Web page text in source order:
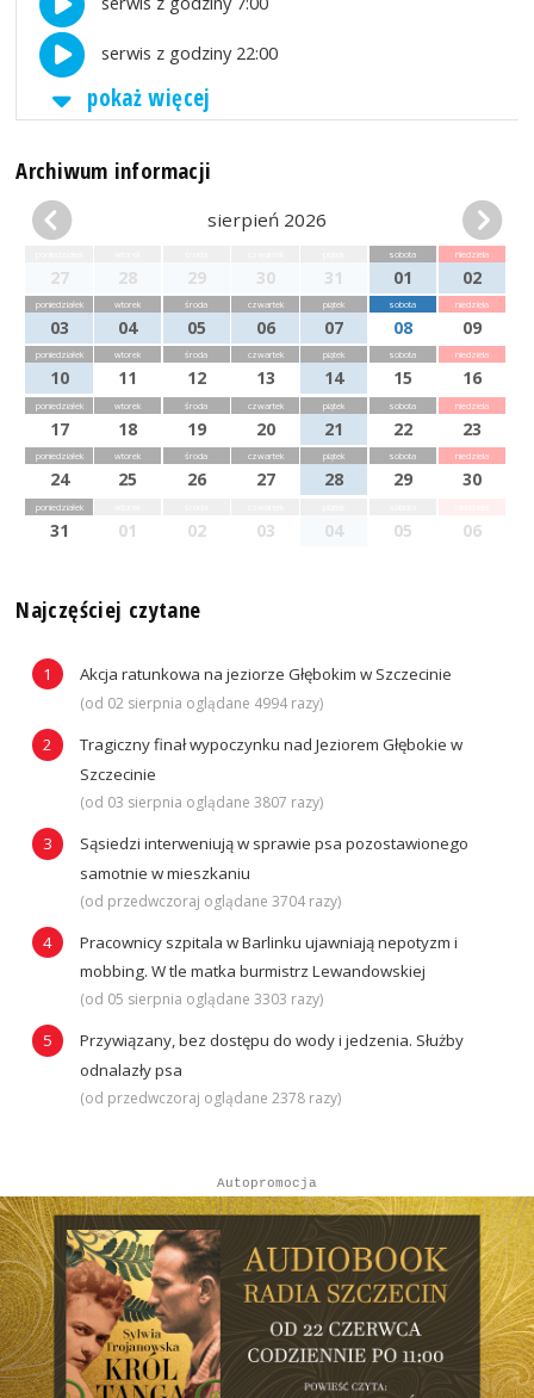
serwis z godziny 22:00
pokaż więcej
Archiwum informacji
sierpień 2026
27 28 29 30 31
sobota
01
niedziela
02
poniedziałek
03
wtorek
04
środa
05
czwartek
06
piątek
07
sobota
08
niedziela
09
poniedziałek
10
wtorek
11
środa
12
czwartek
13
piątek
14
sobota
15
niedziela
16
poniedziałek
17
wtorek
18
środa
19
czwartek
20
piątek
21
sobota
22
niedziela
23
poniedziałek
24
wtorek
25
środa
26
czwartek
27
piątek
28
sobota
29
niedziela
30
poniedziałek
31 01 02 03 04 05 06
Najczęściej czytane
Akcja ratunkowa na jeziorze Głębokim w Szczecinie
(od 02 sierpnia oglądane 4994 razy)
Tragiczny finał wypoczynku nad Jeziorem Głębokie w
Szczecinie
(od 03 sierpnia oglądane 3807 razy)
Sąsiedzi interweniują w sprawie psa pozostawionego
samotnie w mieszkaniu
(od przedwczoraj oglądane 3704 razy)
Pracownicy szpitala w Barlinku ujawniają nepotyzm i
mobbing. W tle matka burmistrz Lewandowskiej
(od 05 sierpnia oglądane 3303 razy)
Przywiązany, bez dostępu do wody i jedzenia. Służby
odnalazły psa
(od przedwczoraj oglądane 2378 razy)
Autopromocja